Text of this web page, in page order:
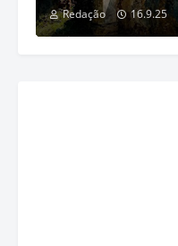
Redação 16.9.25